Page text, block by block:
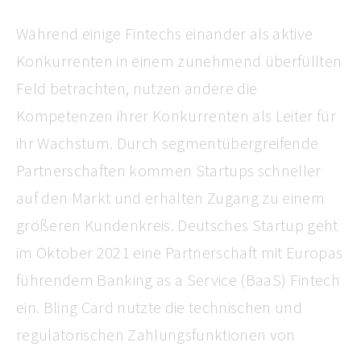
Während einige Fintechs einander als aktive
Konkurrenten in einem zunehmend überfüllten
Feld betrachten, nutzen andere die
Kompetenzen ihrer Konkurrenten als Leiter für
ihr Wachstum. Durch segmentübergreifende
Partnerschaften kommen Startups schneller
auf den Markt und erhalten Zugang zu einem
größeren Kundenkreis. Deutsches Startup geht
im Oktober 2021 eine Partnerschaft mit Europas
führendem Banking as a Service (BaaS) Fintech
ein. Bling Card nutzte die technischen und
regulatorischen Zahlungsfunktionen von